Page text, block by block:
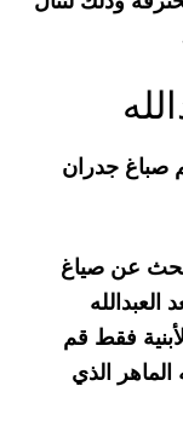
صباغ جدران
عن صياغ
فقط قم
الذي